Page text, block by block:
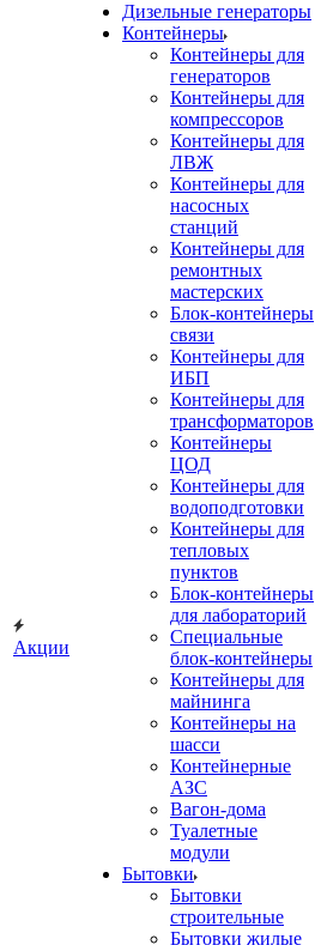
Акции
Дизельные генераторы
Контейнеры
Контейнеры для
генераторов
Контейнеры для
компрессоров
Контейнеры для
ЛВЖ
Контейнеры для
насосных
станций
Контейнеры для
ремонтных
мастерских
Блок-контейнеры
связи
Контейнеры для
ИБП
Контейнеры для
трансформаторов
Контейнеры
ЦОД
Контейнеры для
водоподготовки
Контейнеры для
тепловых
пунктов
Блок-контейнеры
для лабораторий
Специальные
блок-контейнеры
Контейнеры для
майнинга
Контейнеры на
шасси
Контейнерные
АЗС
Вагон-дома
Туалетные
модули
Бытовки
Бытовки
строительные
Бытовки жилые